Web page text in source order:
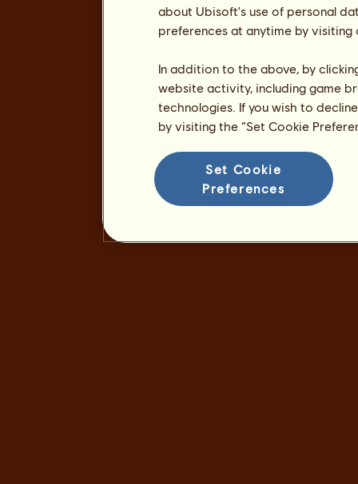
about Ubisoft's use of personal
preferences at anytime by
In addition to the above, by
website activity, including game
technologies. If you wish to
by visiting the “Set Cookie
Set Cookie
Preferences